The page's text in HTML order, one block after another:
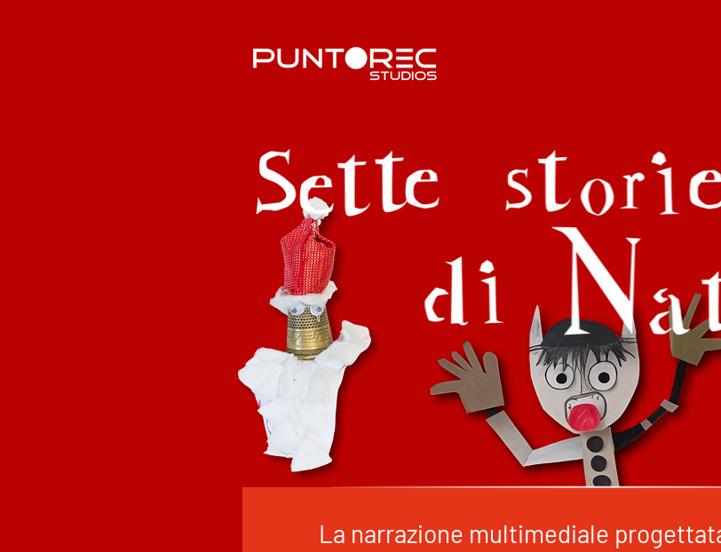
La narrazione multimediale